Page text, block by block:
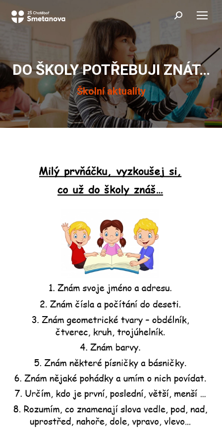
Search:
DO ŠKOLY POTŘEBUJI ZNÁT…
Školní aktuality
You are here: